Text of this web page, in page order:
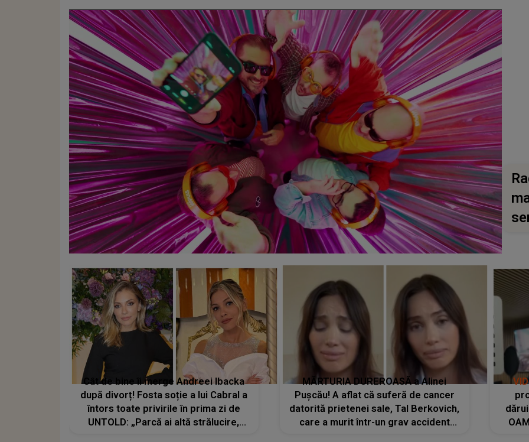
Cât de bine îi merge Andreei Ibacka
după divorț! Fosta soție a lui Cabral a
întors toate privirile în prima zi de
UNTOLD: „Parcă ai altă strălucire,
MĂRTURIA DUREROASĂ a Alinei
Pușcău! A aflat că suferă de cancer
datorită prietenei sale, Tal Berkovich,
care a murit într-un grav accident